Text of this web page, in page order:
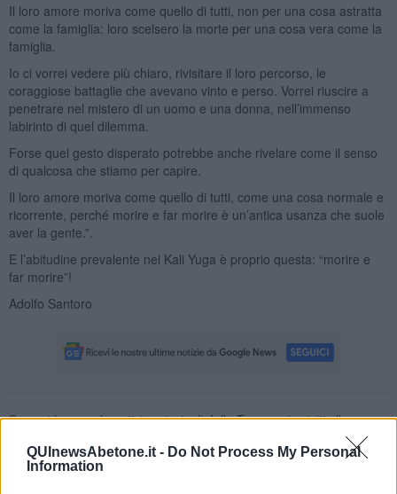
QUInewsAbetone.it - Do Not Process My Personal
Information
Il loro amore moriva come quello di tutti, non per una cosa astratta
come la famiglia: loro scelsero la morte per una cosa vera come la
famiglia.
Io ci vorrei vedere più chiaro, rivisitare il loro percorso, le
coraggiose battaglie che avevano vinto e perso. Vorrei riuscire a
penetrare nel mistero di un uomo e una donna, nell’immenso
labirinto di quel dilemma.
Forse quel gesto disperato potrebbe anche rivelare come il senso
di qualcosa che stiamo per capire.
Il loro amore moriva come quello di tutti, come una cosa normale e
ricorrente, perché morire e far morire è un’antica usanza che suole
aver la gente.”.
E l’abitudine prevalente nel Kali Yuga è proprio questa: “morire e
far morire”!
Adolfo Santoro
Se vuoi leggere le notizie principali della Toscana iscriviti alla
Arriva gratis tutti i giorni
alle 20:00 direttamente nella tua casella di posta.